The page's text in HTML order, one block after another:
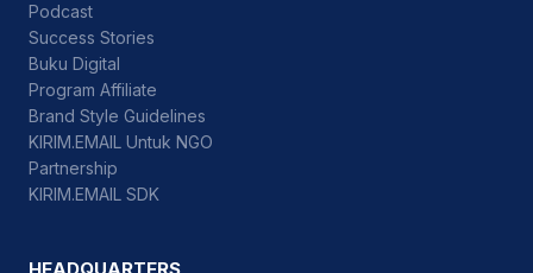
Podcast
Success Stories
Buku Digital
Program Affiliate
Brand Style Guidelines
KIRIM.EMAIL Untuk NGO
Partnership
KIRIM.EMAIL SDK